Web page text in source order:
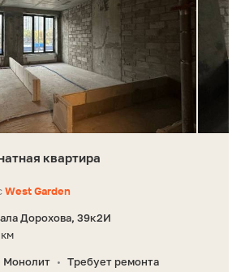
квартира
West Garden
Дорохова, 39к2И
Монолит • Требует ремонта